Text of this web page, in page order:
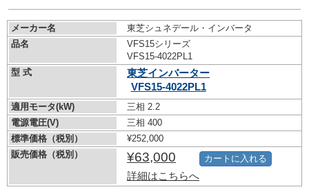
メーカー名
東芝シュネデール・インバータ
品名
VFS15シリーズ
VFS15-4022PL1
型 式
東芝インバーター
VFS15-4022PL1
適用モータ(kW)
三相 2.2
電源電圧(V)
三相 400
標準価格（税別）
¥252,000
販売価格（税別）
¥63,000
詳細はこちらへ
カートに入れる